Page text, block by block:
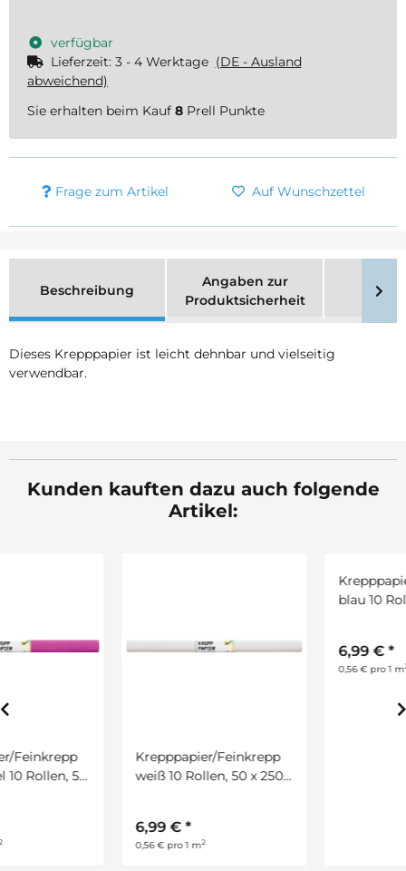
verfügbar
Lieferzeit: 3 - 4 Werktage (DE - Ausland
abweichend)
Sie erhalten beim Kauf 8 Prell Punkte
Frage zum Artikel Auf Wunschzettel
Beschreibung
Angaben zur
Produktsicherheit
Dieses Krepppapier ist leicht dehnbar und vielseitig
verwendbar.
Kunden kauften dazu auch folgende
Artikel:
Krepppapier/Feinkrepp
weiß 10 Rollen, 50 x 250
Krepppapier/Feinkrepp
blau 10 Rollen, 50 x 250